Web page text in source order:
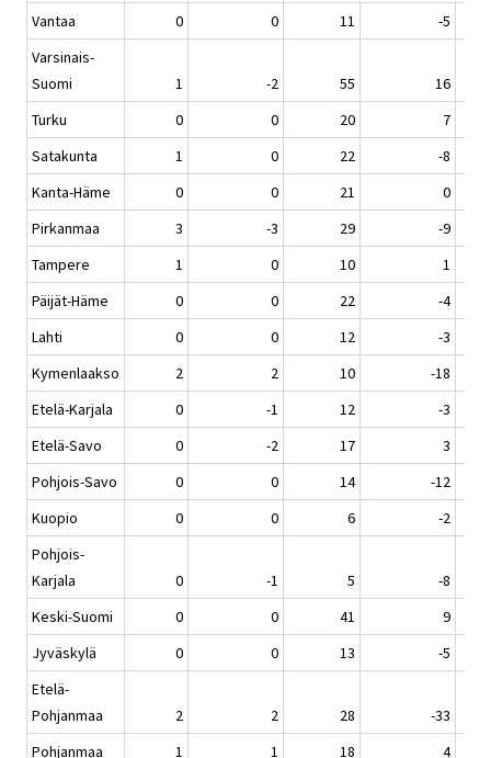
Vantaa
0 0 11
-5
Varsinais-
Suomi
1 -2 55
16
Turku
0 0 20
7
Satakunta
1 0 22
-8
Kanta-Häme
0 0 21
0
Pirkanmaa
3 -3 29
-9
Tampere
1 0 10
1
Päijät-Häme
0 0 22
-4
Lahti
0 0 12
-3
Kymenlaakso
2 2 10
-18
Etelä-Karjala
0 -1 12
-3
Etelä-Savo
0 -2 17
3
Pohjois-Savo
0 0 14
-12
Kuopio
0 0 6
-2
Pohjois-
Karjala
0 -1 5
-8
Keski-Suomi
0 0 41
9
Jyväskylä
0 0 13
-5
Etelä-
Pohjanmaa
2 2 28
-33
Pohjanmaa
1 1 18 4